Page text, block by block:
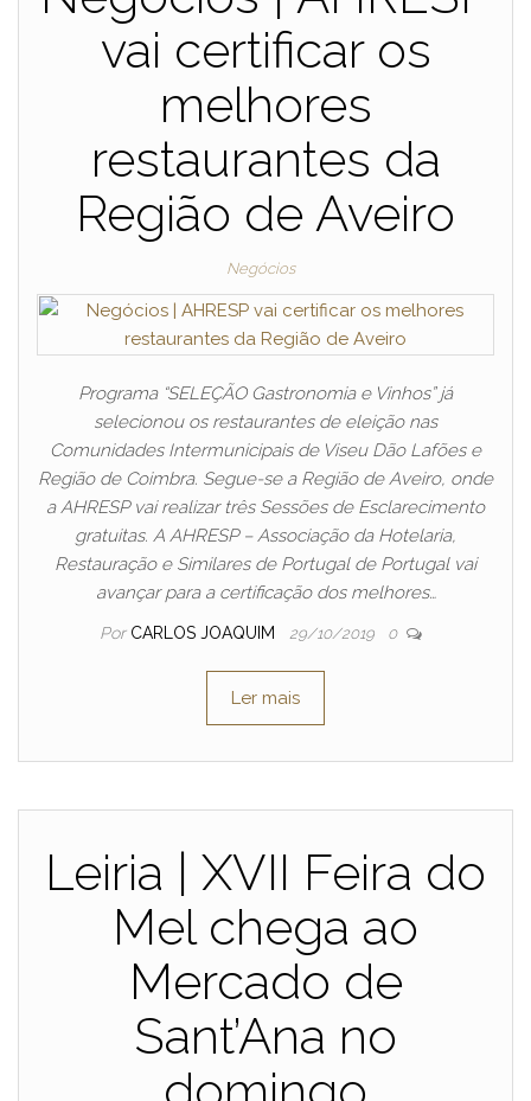
vai certificar os
melhores
restaurantes da
Região de Aveiro
Negócios
Programa “SELEÇÃO Gastronomia e Vinhos” já
selecionou os restaurantes de eleição nas
Comunidades Intermunicipais de Viseu Dão Lafões e
Região de Coimbra. Segue-se a Região de Aveiro, onde
a AHRESP vai realizar três Sessões de Esclarecimento
gratuitas. A AHRESP – Associação da Hotelaria,
Restauração e Similares de Portugal de Portugal vai
avançar para a certificação dos melhores…
Por CARLOS JOAQUIM 29/10/2019 0
Ler mais
Leiria | XVII Feira do
Mel chega ao
Mercado de
Sant’Ana no